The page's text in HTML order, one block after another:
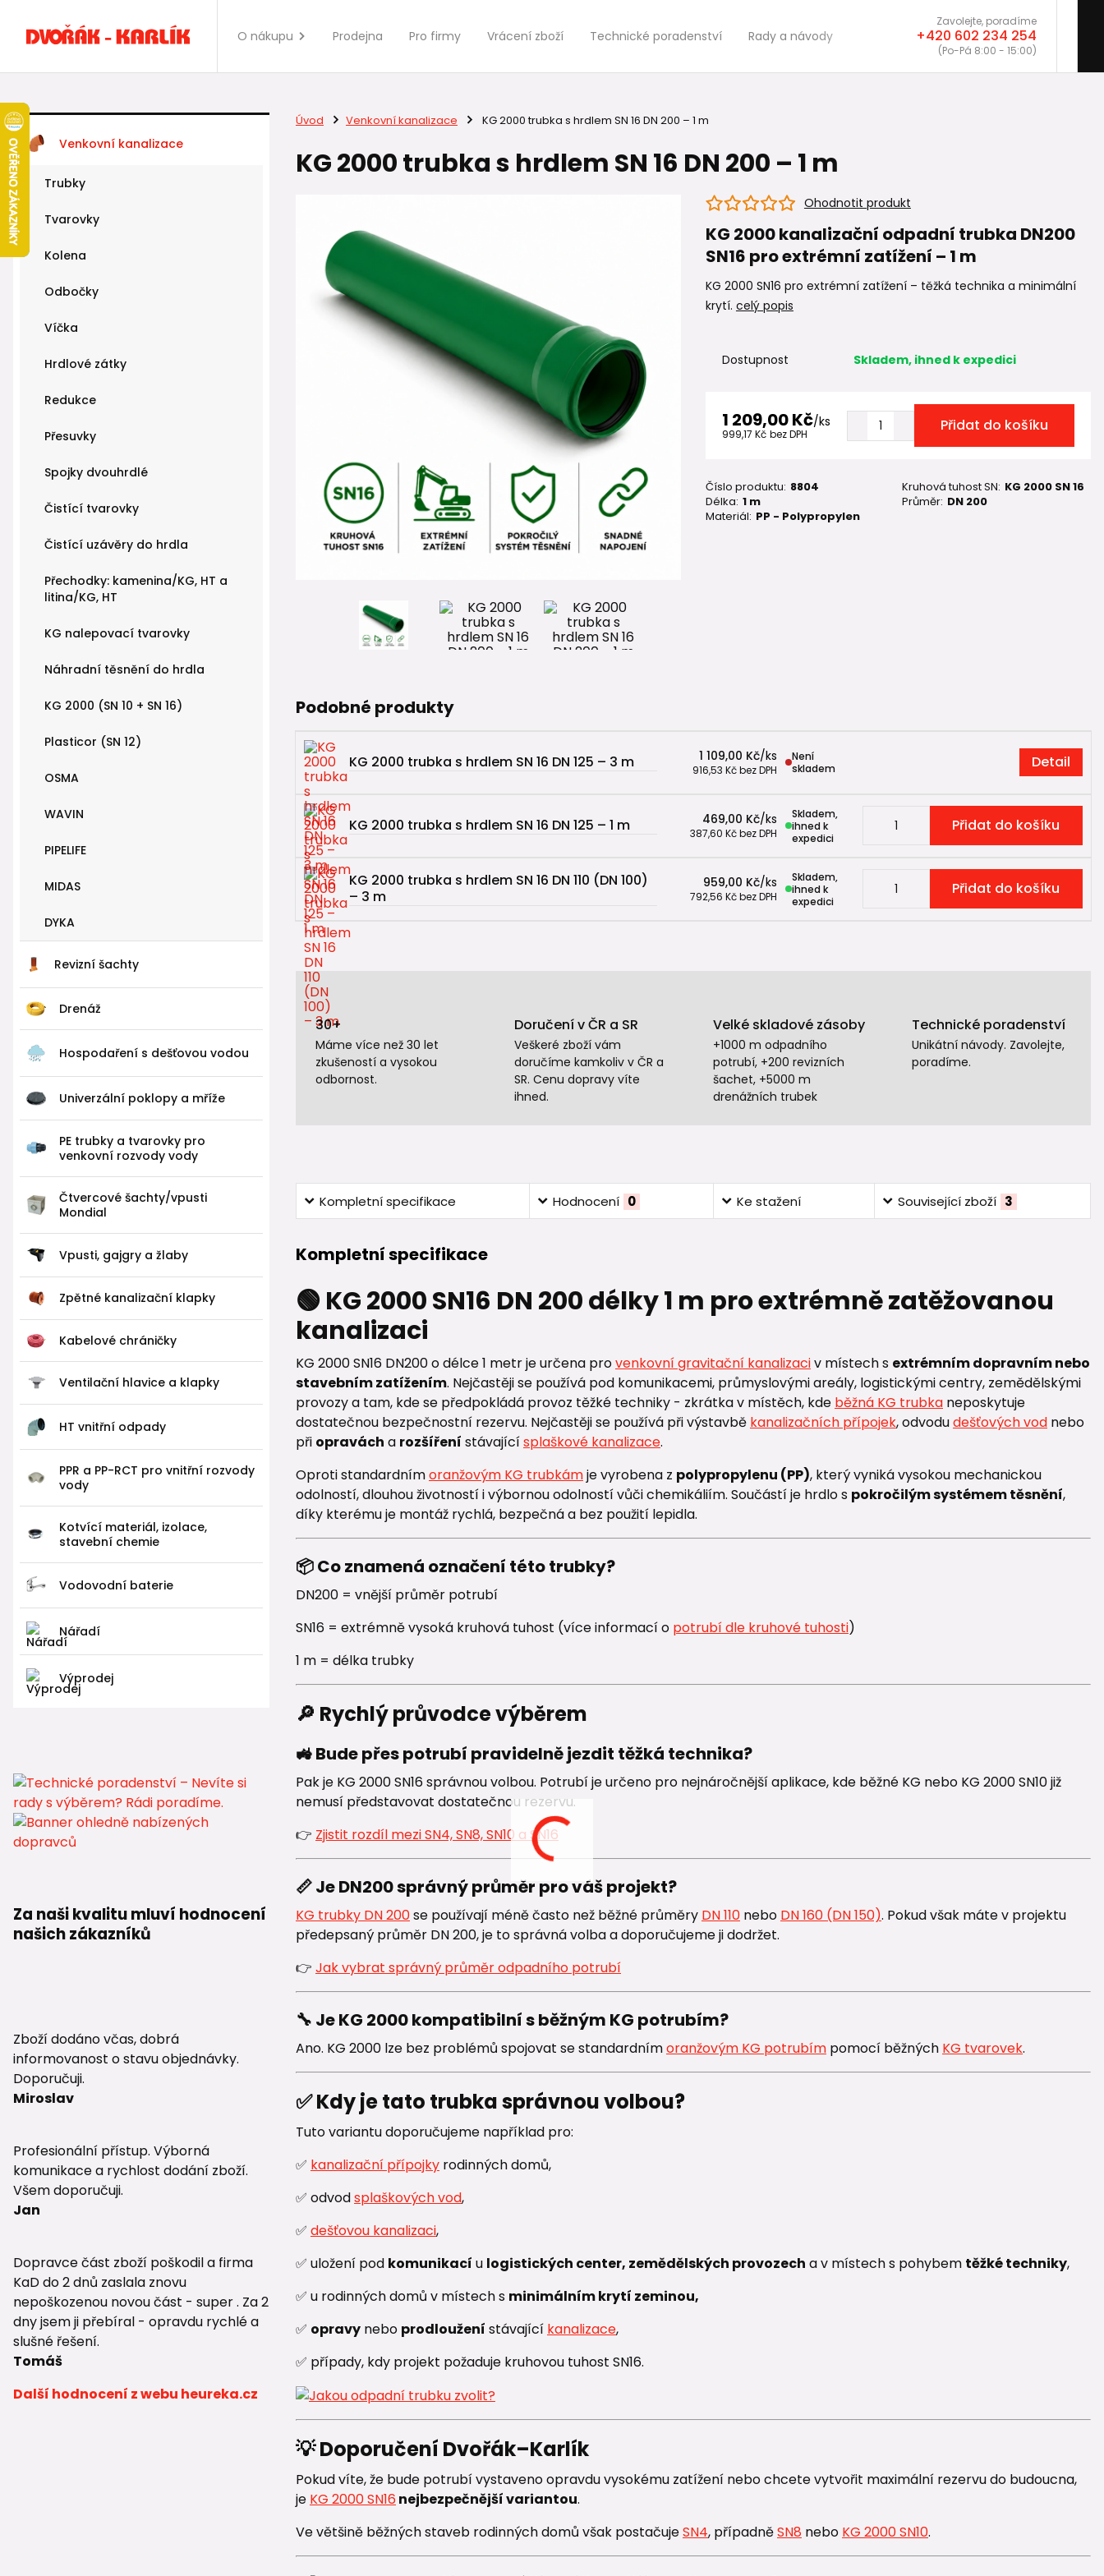
O nákupu Prodejna Pro firmy Vrácení zboží Technické poradenství Rady a návody
Zavolejte, poradíme
+420 602 234 254
(Po-Pá 8:00 - 15:00)
Venkovní kanalizace
Trubky
Tvarovky
Kolena
Odbočky
Víčka
Hrdlové zátky
Redukce
Přesuvky
Spojky dvouhrdlé
Čistící tvarovky
Čistící uzávěry do hrdla
Přechodky: kamenina/KG, HT a
litina/KG, HT
KG nalepovací tvarovky
Náhradní těsnění do hrdla
KG 2000 (SN 10 + SN 16)
Plasticor (SN 12)
OSMA
WAVIN
PIPELIFE
MIDAS
DYKA
Revizní šachty
Drenáž
Hospodaření s dešťovou vodou
Univerzální poklopy a mříže
PE trubky a tvarovky pro
venkovní rozvody vody
Čtvercové šachty/vpusti
Mondial
Vpusti, gajgry a žlaby
Zpětné kanalizační klapky
Kabelové chráničky
Ventilační hlavice a klapky
HT vnitřní odpady
PPR a PP-RCT pro vnitřní rozvody
vody
Kotvící materiál, izolace,
stavební chemie
Vodovodní baterie
Nářadí
Výprodej
Za naši kvalitu mluví hodnocení
našich zákazníků
Zboží dodáno včas, dobrá
informovanost o stavu objednávky.
Doporučuji.
Miroslav
Profesionální přístup. Výborná
komunikace a rychlost dodání zboží.
Všem doporučuji.
Jan
Dopravce část zboží poškodil a firma
KaD do 2 dnů zaslala znovu
nepoškozenou novou část - super . Za 2
dny jsem ji přebíral - opravdu rychlé a
slušné řešení.
Tomáš
Další hodnocení z webu heureka.cz
Úvod Venkovní kanalizace KG 2000 trubka s hrdlem SN 16 DN 200 – 1 m
KG 2000 trubka s hrdlem SN 16 DN 200 – 1 m
Ohodnotit produkt
KG 2000 kanalizační odpadní trubka DN200
SN16 pro extrémní zatížení – 1 m
KG 2000 SN16 pro extrémní zatížení – těžká technika a minimální
krytí. celý popis
Dostupnost Skladem, ihned k expedici
1 209,00 Kč/ks
999,17 Kč bez DPH Přidat do košíku
Číslo produktu: 8804 Kruhová tuhost SN: KG 2000 SN 16
Délka: 1 m Průměr: DN 200
Materiál: PP - Polypropylen
Podobné produkty
KG 2000 trubka s hrdlem SN 16 DN 125 – 3 m 1 109,00 Kč/ks
916,53 Kčbez DPH
Není
skladem
Detail
KG 2000 trubka s hrdlem SN 16 DN 125 – 1 m 469,00 Kč/ks
387,60 Kčbez DPH
Skladem,
ihned k
expedici
Přidat do košíku
KG 2000 trubka s hrdlem SN 16 DN 110 (DN 100)
– 3 m
959,00 Kč/ks
792,56 Kčbez DPH
Skladem,
ihned k
expedici
Přidat do košíku
30+
Máme více než 30 let
zkušeností a vysokou
odbornost.
Doručení v ČR a SR
Veškeré zboží vám
doručíme kamkoliv v ČR a
SR. Cenu dopravy víte
ihned.
Velké skladové zásoby
+1000 m odpadního
potrubí, +200 revizních
šachet, +5000 m
drenážních trubek
Technické poradenství
Unikátní návody. Zavolejte,
poradíme.
Kompletní specifikace Hodnocení 0 Ke stažení Související zboží 3
Kompletní specifikace
🟢 KG 2000 SN16 DN 200 délky 1 m pro extrémně zatěžovanou
kanalizaci
KG 2000 SN16 DN200 o délce 1 metr je určena provenkovní gravitační kanalizaciv místech s extrémním dopravním nebo
stavebním zatížením. Nejčastěji se používá pod komunikacemi, průmyslovými areály, logistickými centry, zemědělskými
provozy a tam, kde se předpokládá provoz těžké techniky - zkrátka v místěch, kde běžná KG trubkaneposkytuje
dostatečnou bezpečnostní rezervu. Nejčastěji se používá při výstavbě kanalizačních přípojek, odvodudešťových vodnebo
při opravách a rozšíření stávajícísplaškové kanalizace.
Oproti standardnímoranžovým KG trubkámje vyrobena z polypropylenu (PP), který vyniká vysokou mechanickou
odolností, dlouhou životností i výbornou odolností vůči chemikáliím. Součástí je hrdlo s pokročilým systémem těsnění,
díky kterému je montáž rychlá, bezpečná a bez použití lepidla.
📦 Co znamená označení této trubky?
DN200 = vnější průměr potrubí
SN16 = extrémně vysoká kruhová tuhost (více informací o potrubí dle kruhové tuhosti)
1 m = délka trubky
🔎 Rychlý průvodce výběrem
🚜 Bude přes potrubí pravidelně jezdit těžká technika?
Pak je KG 2000 SN16 správnou volbou. Potrubí je určeno pro nejnáročnější aplikace, kde běžné KG nebo KG 2000 SN10 již
nemusí představovat dostatečnou rezervu.
👉 Zjistit rozdíl mezi SN4, SN8, SN10 a SN16
📏 Je DN200 správný průměr pro váš projekt?
KG trubky DN 200se používají méně často než běžné průměry DN 110nebo DN 160 (DN 150). Pokud však máte v projektu
předepsaný průměr DN 200, je to správná volba a doporučujeme ji dodržet.
👉 Jak vybrat správný průměr odpadního potrubí
🔧 Je KG 2000 kompatibilní s běžným KG potrubím?
Ano. KG 2000 lze bez problémů spojovat se standardnímoranžovým KG potrubímpomocí běžných KG tvarovek.
✅ Kdy je tato trubka správnou volbou?
Tuto variantu doporučujeme například pro:
✅ kanalizační přípojkyrodinných domů,
✅ odvodsplaškových vod,
✅ dešťovou kanalizaci,
✅ uložení pod komunikací u logistických center, zemědělských provozech a v místech s pohybem těžké techniky,
✅ u rodinných domů v místech s minimálním krytí zeminou,
✅ opravynebo prodloužení stávající kanalizace,
✅ případy, kdy projekt požaduje kruhovou tuhost SN16.
💡 Doporučení Dvořák–Karlík
Pokud víte, že bude potrubí vystaveno opravdu vysokému zatížení nebo chcete vytvořit maximální rezervu do budoucna,
je KG 2000 SN16 nejbezpečnější variantou.
Ve většině běžných staveb rodinných domů však postačujeSN4, případněSN8 nebo KG 2000 SN10.